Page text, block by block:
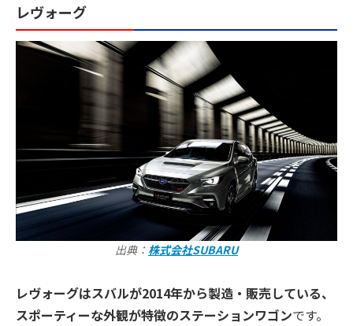
レヴォーグ
出典： 株式会社SUBARU
レヴォーグはスバルが2014年から製造・販売している、
スポーティーな外観が特徴のステーションワゴンです。